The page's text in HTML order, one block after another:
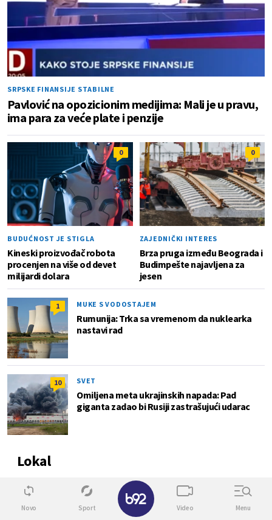
SRPSKE FINANSIJE STABILNE
Pavlović na opozicionim medijima: Mali je u pravu,
ima para za veće plate i penzije
0
BUDUĆNOST JE STIGLA
Kineski proizvođač robota
procenjen na više od devet
milijardi dolara
0
ZAJEDNIČKI INTERES
Brza pruga između Beograda i
Budimpešte najavljena za
jesen
1 MUKE S VODOSTAJEM
Rumunija: Trka sa vremenom da nuklearka
nastavi rad
10 SVET
Omiljena meta ukrajinskih napada: Pad
giganta zadao bi Rusiji zastrašujući udarac
Lokal
Novo Sport Video Menu
✕